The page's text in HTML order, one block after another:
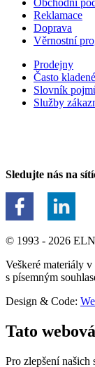
Reklamace
Doprava
Věrnostní
Prodejny
Často
Slovník
Služby
Sledujte nás na
© 1993 - 2026
Veškeré materiály
s písemným
Design & Code:
Tato
Pro zlepšení našich